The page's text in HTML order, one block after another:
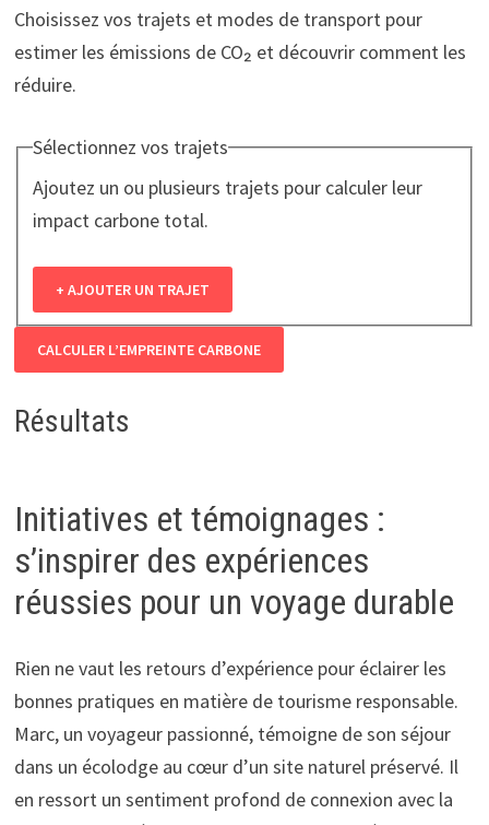
Choisissez vos trajets et modes de transport pour
estimer les émissions de CO₂ et découvrir comment les
réduire.
Sélectionnez vos trajets
Ajoutez un ou plusieurs trajets pour calculer leur
impact carbone total.
+ AJOUTER UN TRAJET
CALCULER L’EMPREINTE CARBONE
Résultats
Initiatives et témoignages :
s’inspirer des expériences
réussies pour un voyage durable
Rien ne vaut les retours d’expérience pour éclairer les
bonnes pratiques en matière de tourisme responsable.
Marc, un voyageur passionné, témoigne de son séjour
dans un écolodge au cœur d’un site naturel préservé. Il
en ressort un sentiment profond de connexion avec la